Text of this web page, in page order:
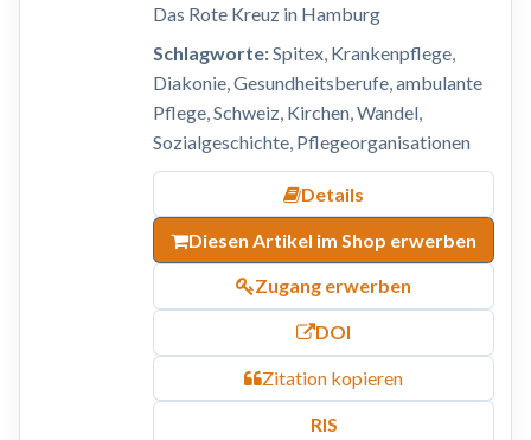
Das Rote Kreuz in Hamburg
Schlagworte:Spitex, Krankenpflege,
Diakonie, Gesundheitsberufe, ambulante
Pflege, Schweiz, Kirchen, Wandel,
Sozialgeschichte, Pflegeorganisationen
Details
Diesen Artikel im Shop erwerben
Zugang erwerben
DOI
Zitation kopieren
RIS